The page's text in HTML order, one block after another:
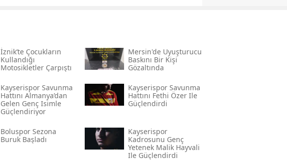
İznik’te Çocukların
Kullandığı
Motosikletler Çarpıştı
Mersin'de Uyuşturucu
Baskını Bir Kişi
Gözaltında
Kayserispor Savunma
Hattını Almanya’dan
Gelen Genç Isimle
Güçlendiriyor
Kayserispor Savunma
Hattını Fethi Özer Ile
Güçlendirdi
Boluspor Sezona
Buruk Başladı
Kayserispor
Kadrosunu Genç
Yetenek Malik Hayvali
Ile Güçlendirdi